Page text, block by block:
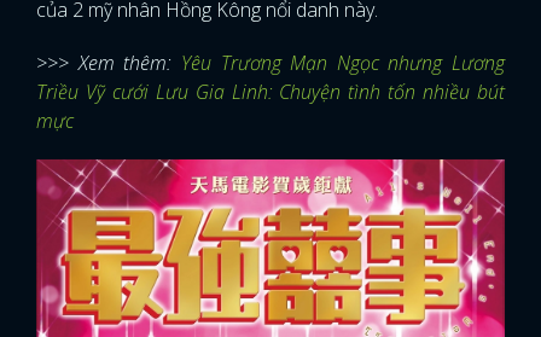
của 2 mỹ nhân Hồng Kông nổi danh này.
>>> Xem thêm: Yêu Trương Mạn Ngọc nhưng Lương
Triều Vỹ cưới Lưu Gia Linh: Chuyện tình tốn nhiều bút
mực